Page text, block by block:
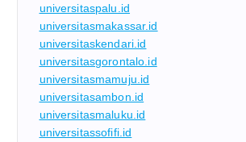
universitaspalu.id
universitasmakassar.id
universitaskendari.id
universitasgorontalo.id
universitasmamuju.id
universitasambon.id
universitasmaluku.id
universitassofifi.id